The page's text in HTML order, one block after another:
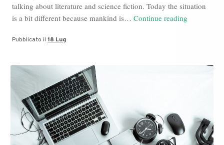
talking about literature and science fiction. Today the situation
is a bit different because mankind is… Continue reading
Davos
Socialize
Pubblicato il 18 Lug